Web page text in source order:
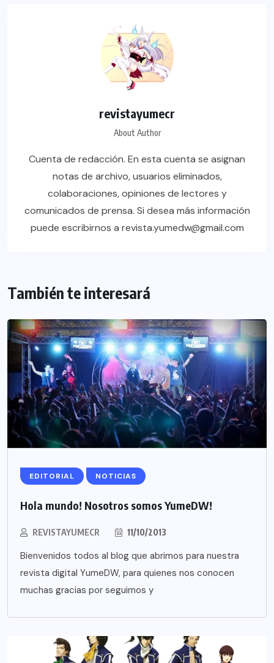
revistayumecr
About Author
Cuenta de redacción. En esta cuenta se asignan
notas de archivo, usuarios eliminados,
colaboraciones, opiniones de lectores y
comunicados de prensa. Si desea más información
puede escribirnos a revista.yumedw@gmail.com
También te interesará
EDITORIAL NOTICIAS
Hola mundo! Nosotros somos YumeDW!
REVISTAYUMECR 11/10/2013
Bienvenidos todos al blog que abrimos para nuestra
revista digital YumeDW, para quienes nos conocen
muchas gracias por seguirnos y